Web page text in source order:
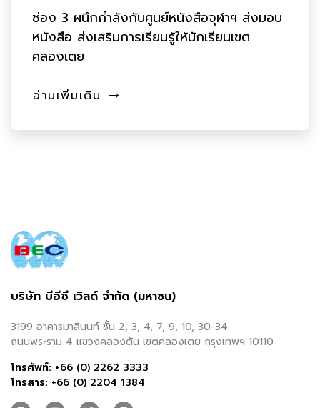
ช่อง 3 ผนึกกำลังกับศูนย์หนังสือจุฬาฯ ส่งมอบ
หนังสือ ส่งเสริมการเรียนรู้ให้นักเรียนเขต
คลองเตย
อ่านเพิ่มเติม
บริษัท บีอีซี เวิลด์ จำกัด (มหาชน)
3199 อาคารมาลีนนท์ ชั้น 2, 3, 4, 7, 9, 10, 30-34
ถนนพระราม 4 แขวงคลองตัน เขตคลองเตย กรุงเทพฯ 10110
โทรศัพท์: +66 (0) 2262 3333
โทรสาร: +66 (0) 2204 1384